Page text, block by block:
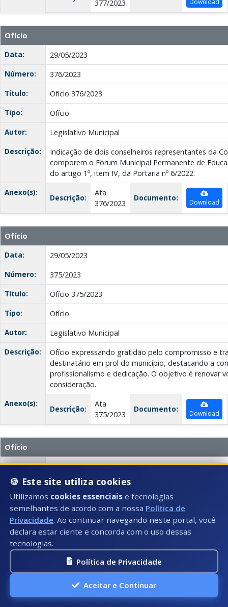
377/2023
Ofício
Data:
29/05/2023
Número:
376/2023
Título:
Ofício 376/2023
Tipo:
Ofício
Autor:
Legislativo Municipal
Descrição:
Indicação de dois conselheiros representantes da
comporem o Fórum Municipal Permanente de
do artigo 1º, item IV, da Portaria nº 6/2022.
Anexo(s):
Descrição:
Ata
376/2023
Documento: Download
Ofício
Data:
29/05/2023
Número:
375/2023
Título:
Ofício 375/2023
Tipo:
Ofício
Autor:
Legislativo Municipal
Descrição:
Ofício expressando gratidão pelo compromisso e
destinatário em prol do município, destacando a
profissionalismo e dedicação. O objetivo é renovar
consideração.
Anexo(s):
Descrição:
Ata
375/2023
Documento: Download
Ofício
Data:
29/05/2023
Número:
374/2023
Título:
Ofício 374/2023
Tipo:
Ofício
Autor:
Legislativo Municipal
Ofício de agradecimento pelo compromisso e
destinatário em prol do município, especialmente
expressa sua estima e consideração pelo
Anexo(s):
🍪 Este site utiliza cookies
Utilizamos cookies essenciais e tecnologias
semelhantes de acordo com a nossa Política de
Privacidade. Ao continuar navegando neste portal, você
declara estar ciente e concorda com o uso dessas
tecnologias.
Política de Privacidade
Aceitar e Continuar